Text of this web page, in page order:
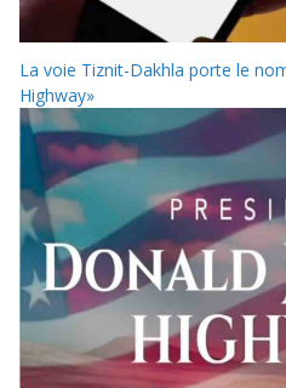
La voie Tiznit-Dakhla porte le
Highway»